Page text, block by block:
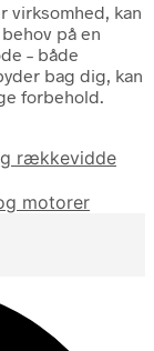
virksomhed, kan
på en
– både
bag dig, kan
forbehold.
rækkevidde
motorer